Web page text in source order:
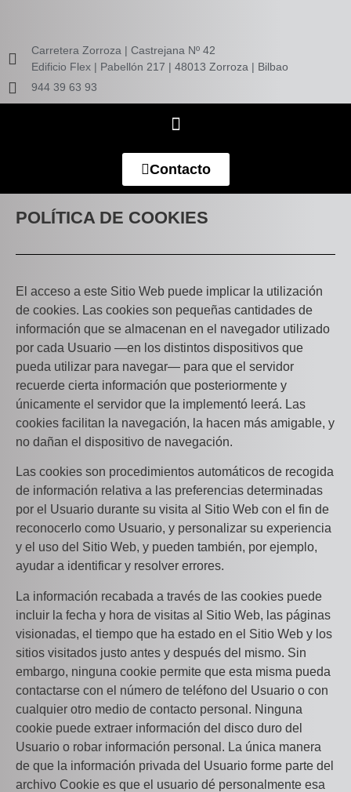
Carretera Zorroza | Castrejana Nº 42
Edificio Flex | Pabellón 217 | 48013 Zorroza | Bilbao
944 39 63 93
Contacto
POLÍTICA DE COOKIES
El acceso a este Sitio Web puede implicar la utilización
de cookies. Las cookies son pequeñas cantidades de
información que se almacenan en el navegador utilizado
por cada Usuario —en los distintos dispositivos que
pueda utilizar para navegar— para que el servidor
recuerde cierta información que posteriormente y
únicamente el servidor que la implementó leerá. Las
cookies facilitan la navegación, la hacen más amigable, y
no dañan el dispositivo de navegación.
Las cookies son procedimientos automáticos de recogida
de información relativa a las preferencias determinadas
por el Usuario durante su visita al Sitio Web con el fin de
reconocerlo como Usuario, y personalizar su experiencia
y el uso del Sitio Web, y pueden también, por ejemplo,
ayudar a identificar y resolver errores.
La información recabada a través de las cookies puede
incluir la fecha y hora de visitas al Sitio Web, las páginas
visionadas, el tiempo que ha estado en el Sitio Web y los
sitios visitados justo antes y después del mismo. Sin
embargo, ninguna cookie permite que esta misma pueda
contactarse con el número de teléfono del Usuario o con
cualquier otro medio de contacto personal. Ninguna
cookie puede extraer información del disco duro del
Usuario o robar información personal. La única manera
de que la información privada del Usuario forme parte del
archivo Cookie es que el usuario dé personalmente esa